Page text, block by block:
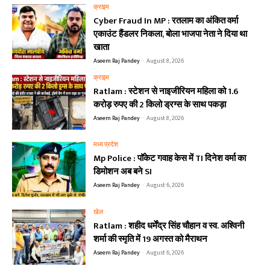
क्राइम
Cyber Fraud In MP : रतलाम का अंकित वर्मा
एकाउंट हैंडलर निकला, बोला भाजपा नेता ने दिया था
खाता
Aseem Raj Pandey - August 8, 2026
क्राइम
Ratlam : स्टेशन से नाइजीरियन महिला को 1.6
करोड़ रुपए की 2 किलो ड्रग्स के साथ पकड़ा
Aseem Raj Pandey - August 8, 2026
मध्य प्रदेश
Mp Police : पॉकेट गवाह केस में TI दिनेश वर्मा का
डिमोशन अब बने SI
Aseem Raj Pandey - August 6, 2026
खेल
Ratlam : शहीद धर्मेंद्र सिंह चौहान व स्व. अश्विनी
शर्मा की स्मृति में 19 अगस्त को मैराथन
Aseem Raj Pandey - August 6, 2026